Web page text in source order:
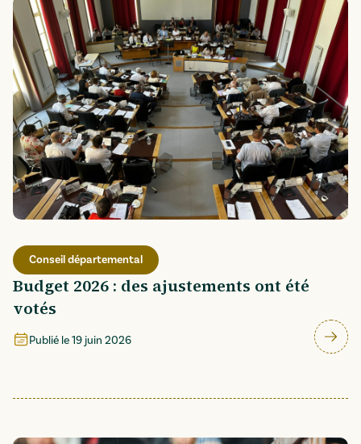
Conseil départemental
Budget 2026 : des ajustements ont été
votés
Publié le19 juin 2026